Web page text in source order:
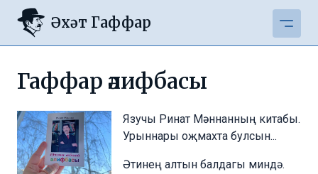
Әхәт Гаффар
Гаффар әлифбасы
Язучы Ринат Мәннанның китабы.
Урыннары оҗмахта булсын...
Әтинең алтын балдагы миндә.